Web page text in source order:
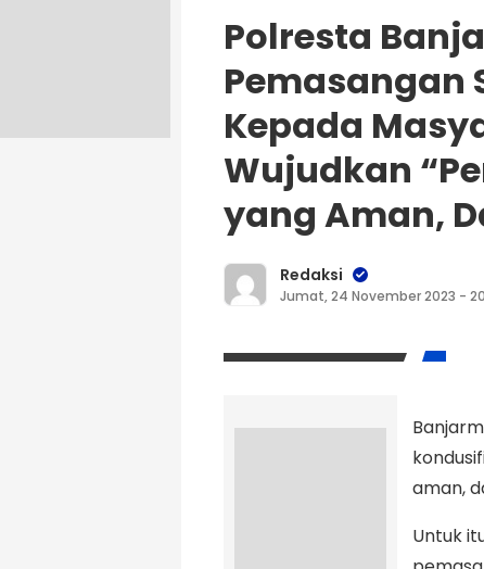
Polresta
Pemasangan
Kepada
Wujudkan
yang Aman,
Redaksi
Jumat, 24 November 2023 -
aman,
Untuk